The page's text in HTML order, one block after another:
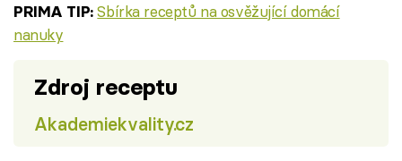
PRIMA TIP: Sbírka receptů na osvěžující domácí
nanuky
Zdroj receptu
Akademiekvality.cz